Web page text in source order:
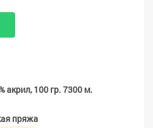
акрил, 100 гр. 7300 м.
пряжа